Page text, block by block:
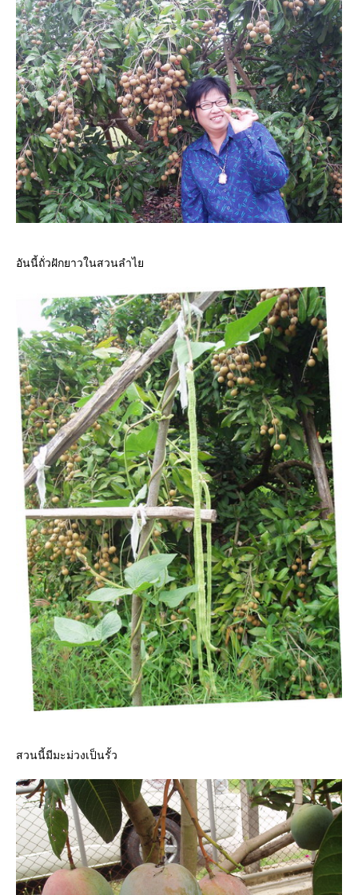
อันนี้ถั่วฝักยาวในสวนลำไ
สวนนี้มีมะม่วงเป็นรั้ว